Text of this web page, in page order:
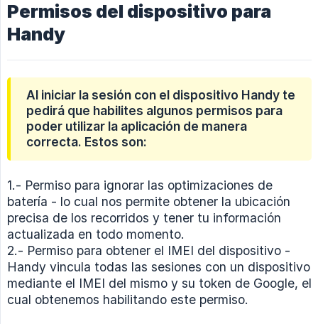
Permisos del dispositivo para
Handy
Al iniciar la sesión con el dispositivo Handy te
pedirá que habilites algunos permisos para
poder utilizar la aplicación de manera
correcta. Estos son:
1.- Permiso para ignorar las optimizaciones de
batería - lo cual nos permite obtener la ubicación
precisa de los recorridos y tener tu información
actualizada en todo momento.
2.- Permiso para obtener el IMEI del dispositivo -
Handy vincula todas las sesiones con un dispositivo
mediante el IMEI del mismo y su token de Google, el
cual obtenemos habilitando este permiso.